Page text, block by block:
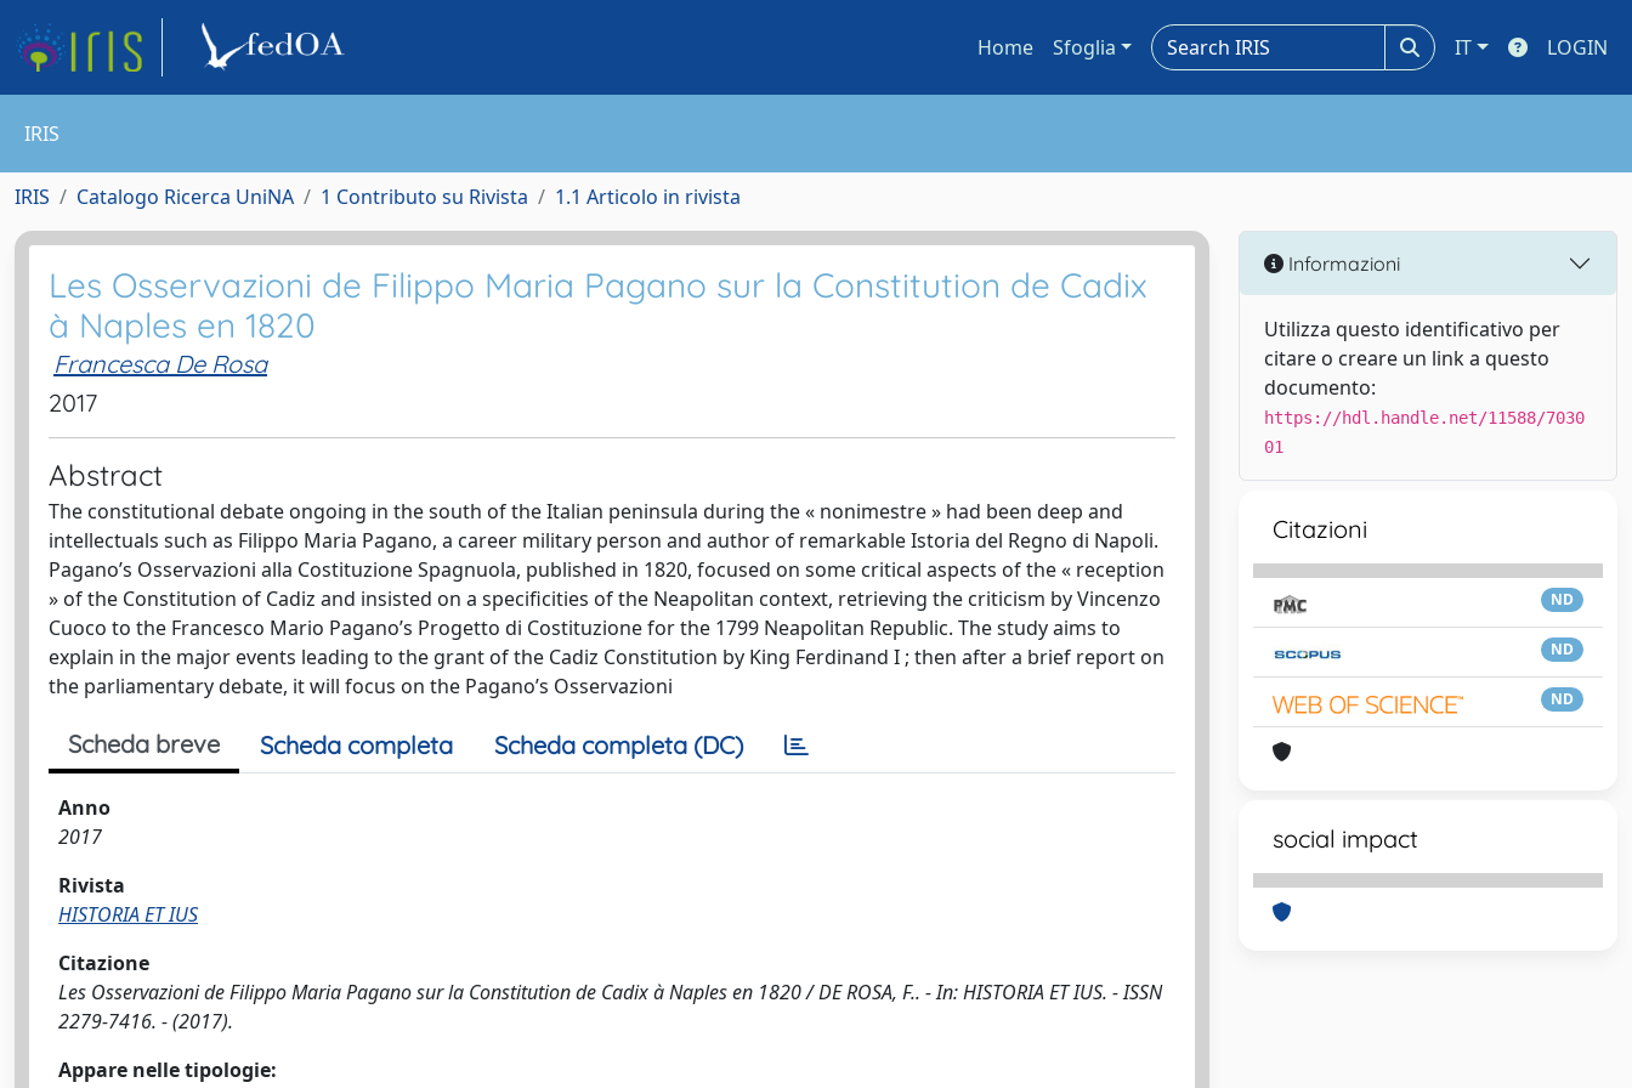
Home Sfoglia IT LOGIN
IRIS
IRIS Catalogo Ricerca UniNA 1 Contributo su Rivista 1.1 Articolo in rivista
Les Osservazioni de Filippo Maria Pagano sur la Constitution de Cadix
à Naples en 1820
Francesca De Rosa
2017
Abstract
The constitutional debate ongoing in the south of the Italian peninsula during the « nonimestre » had been deep and
intellectuals such as Filippo Maria Pagano, a career military person and author of remarkable Istoria del Regno di Napoli.
Pagano’s Osservazioni alla Costituzione Spagnuola, published in 1820, focused on some critical aspects of the « reception
» of the Constitution of Cadiz and insisted on a specificities of the Neapolitan context, retrieving the criticism by Vincenzo
Cuoco to the Francesco Mario Pagano’s Progetto di Costituzione for the 1799 Neapolitan Republic. The study aims to
explain in the major events leading to the grant of the Cadiz Constitution by King Ferdinand I ; then after a brief report on
the parliamentary debate, it will focus on the Pagano’s Osservazioni
Scheda breve Scheda completa Scheda completa (DC)
Anno
2017
Rivista
HISTORIA ET IUS
Citazione
Les Osservazioni de Filippo Maria Pagano sur la Constitution de Cadix à Naples en 1820 / DE ROSA, F.. - In: HISTORIA ET IUS. - ISSN
2279-7416. - (2017).
Appare nelle tipologie:
Informazioni
Utilizza questo identificativo per
citare o creare un link a questo
documento:
https://hdl.handle.net/11588/7030
01
Citazioni
ND
ND
ND
social impact